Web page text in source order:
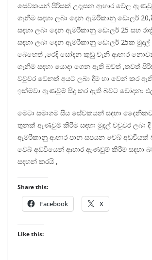
සේවකයන් පිරිසක් උදැසන ආහාර වේල
ගැනීම සඳහා ලබා දෙන ඇමරිකානු ඩොලර්
සඳහා ලබා දෙන ඇමරිකානු ඩොලර් 25 සහ
සඳහා ලබා දෙන ඇමරිකානු ඩොලර් 25ක මුදල්
බෙහෙත් ,රෙදි සෝදන කුඩු වැනි ආහාර නොවන
ගැනීම සඳහා යොදා ගෙන ඇති බවත් ,තවත්
වවුචර වෙනත් අයට ලබා දීම හා වෙන් කර ඇති
ඉක්මවා ඇණවුම් සිදු කර ඇති බවට චෝදනා
මෙටා සමාගම සිය සේවකයන් සඳහා
තුනක් ඇණවුම් කිරීම සඳහා මුදල් වවුචර ලබා
ඇමරිකානු ආහාර පාන සපයන වෙබ් අඩවියක්
වෙබ් අඩවියෙන් ආහාර ඇණවුම් කිරීම සඳහා
සඳහන් කරයි ,
Share this:
Facebook X
Like this: